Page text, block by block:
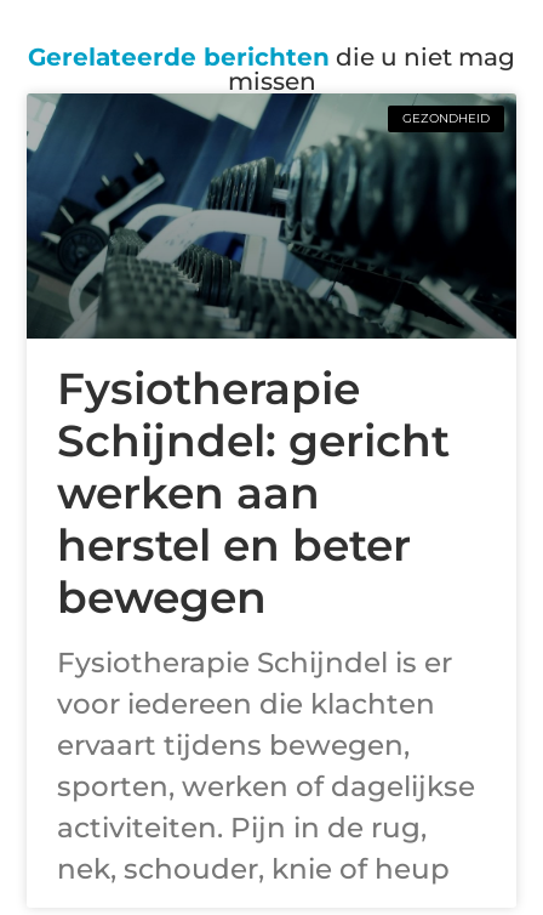
Gerelateerde berichten die u niet mag
missen
GEZONDHEID
Fysiotherapie
Schijndel: gericht
werken aan
herstel en beter
bewegen
Fysiotherapie Schijndel is er
voor iedereen die klachten
ervaart tijdens bewegen,
sporten, werken of dagelijkse
activiteiten. Pijn in de rug,
nek, schouder, knie of heup